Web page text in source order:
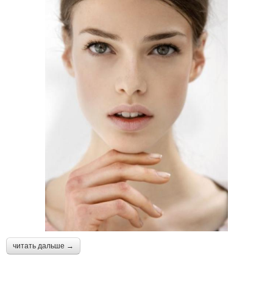
читать дальше →